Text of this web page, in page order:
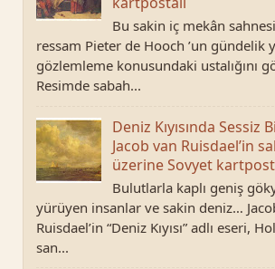
Bu sakin iç mekân
ressam Pieter de Hooch ’un gündelik
gözlemleme konusundaki ustalığını
Resimde sabah...
Deniz Kıyısında Sessiz
Jacob van Ruisdael’in
üzerine Sovyet
Bulutlarla kaplı geniş
yürüyen insanlar ve sakin deniz…
Ruisdael’in “Deniz Kıyısı” adlı eseri,
san...